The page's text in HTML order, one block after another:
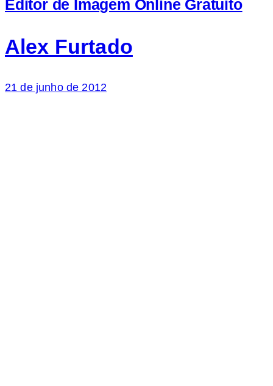
Editor de Imagem Online Gratuito
Alex Furtado
21 de junho de 2012